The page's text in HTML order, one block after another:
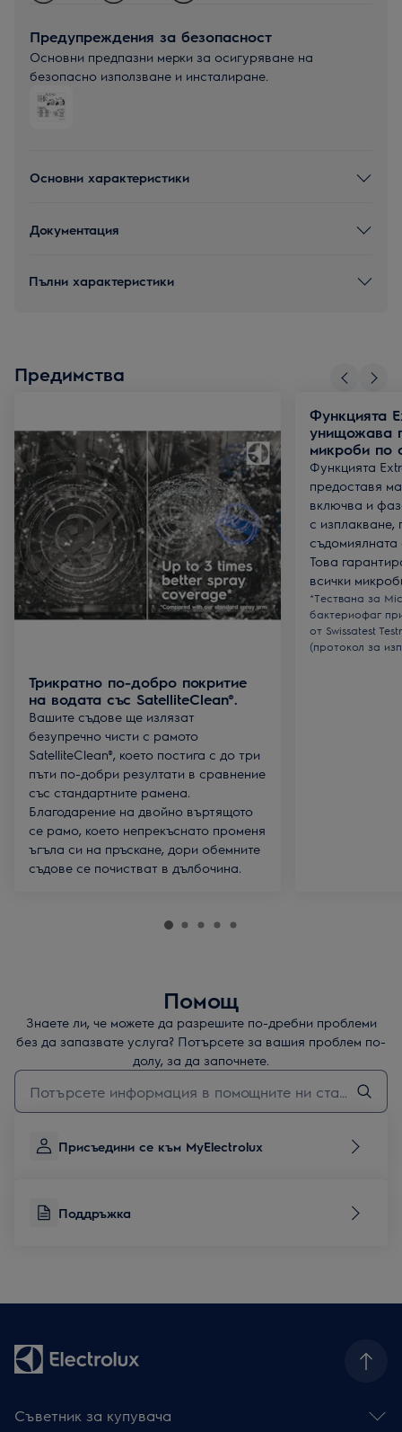
Предупреждения за безопасност
Основни предпазни мерки за осигуряване на
безопасно използване и инсталиране.
Основни характеристики
Документация
Пълни характеристики
Предимства
Трикратно по-добро покритие
на водата със SatelliteClean®.
Вашите съдове ще излязат
безупречно чисти с рамото
SatelliteClean®, което постига с до три
пъти по-добри резултати в сравнение
със стандартните рамена.
Благодарение на двойно въртящото
се рамо, което непрекъснато променя
ъгъла си на пръскане, дори обемните
съдове се почистват в дълбочина.
Функцията
унищожава
микроби по
Функцията
предоставя
включва и
с изплакване,
съдомиялната
Това
всички
*Тествана за
бактериофаг
от Swissatest
(протокол за
Помощ
Знаете ли, че можете да разрешите по-дребни проблеми
без да запазвате услуга? Потърсете за вашия проблем по-
долу, за да започнете.
Въведете текст за да потърсите статии за поддръжка
Присъедини се към MyElectrolux
Поддръжка
Съветник за купувача